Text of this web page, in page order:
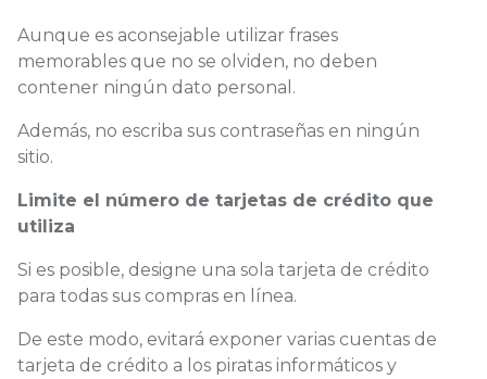
Aunque es aconsejable utilizar frases
memorables que no se olviden, no deben
contener ningún dato personal.
Además, no escriba sus contraseñas en ningún
sitio.
Limite el número de tarjetas de crédito que
utiliza
Si es posible, designe una sola tarjeta de crédito
para todas sus compras en línea.
De este modo, evitará exponer varias cuentas de
tarjeta de crédito a los piratas informáticos y